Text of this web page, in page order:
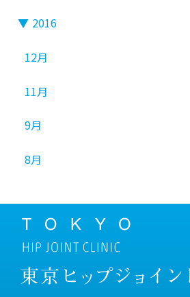
▼ 2016
12月
11月
9月
8月